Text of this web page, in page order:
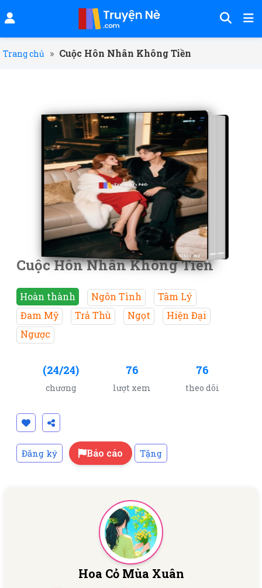
Trang chủ » Cuộc Hôn Nhân Không Tiền
Cuộc Hôn Nhân Không Tiền
Hoàn thành Ngôn Tình
Tâm Lý
Đam Mỹ
Trả Thù Ngọt
Hiện Đại
Ngược
(24/24)
chương
76
lượt xem
76
theo dõi
Đăng ký Báo cáo Tặng
Hoa Cỏ Mùa Xuân